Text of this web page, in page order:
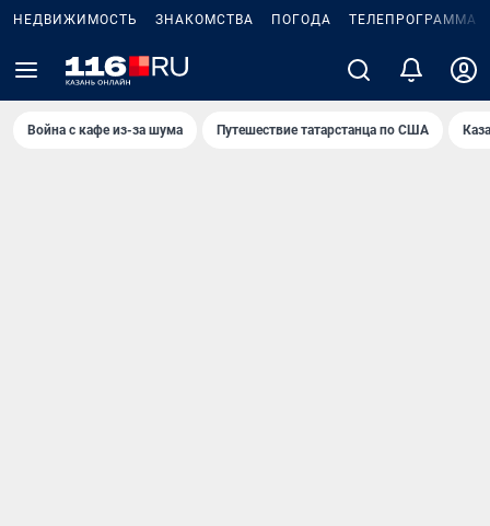
НЕДВИЖИМОСТЬ ЗНАКОМСТВА ПОГОДА ТЕЛЕПРОГРАММА
Война с кафе из-за шума Путешествие татарстанца по США